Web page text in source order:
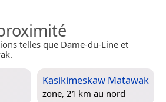
telles que Dame-du-Line et
Kasikimeskaw Matawak
zone, 21 km au nord